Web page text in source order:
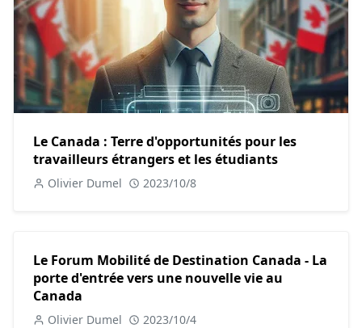
Le Canada : Terre d'opportunités pour les
travailleurs étrangers et les étudiants
Olivier Dumel 2023/10/8
Le Forum Mobilité de Destination Canada - La
porte d'entrée vers une nouvelle vie au
Canada
Olivier Dumel 2023/10/4